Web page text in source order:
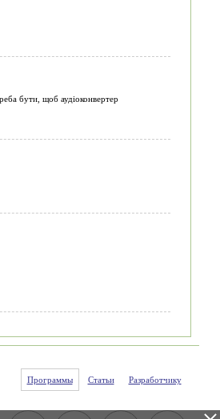
бути, щоб аудіоконвертер
Программы Статьи Разработчику